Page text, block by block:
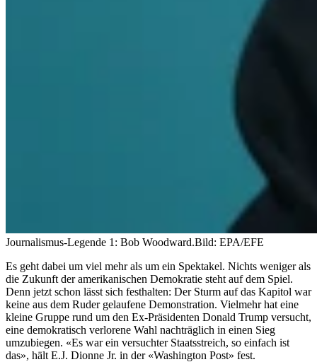
Journalismus-Legende 1: Bob Woodward.Bild: EPA/EFE
Es geht dabei um viel mehr als um ein Spektakel. Nichts weniger als
die Zukunft der amerikanischen Demokratie steht auf dem Spiel.
Denn jetzt schon lässt sich festhalten: Der Sturm auf das Kapitol war
keine aus dem Ruder gelaufene Demonstration. Vielmehr hat eine
kleine Gruppe rund um den Ex-Präsidenten Donald Trump versucht,
eine demokratisch verlorene Wahl nachträglich in einen Sieg
umzubiegen. «Es war ein versuchter Staatsstreich, so einfach ist
das», hält E.J. Dionne Jr. in der «Washington Post» fest.